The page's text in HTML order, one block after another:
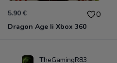
5.90 € 0
Dragon Age Ii Xbox 360
TheGamingR83